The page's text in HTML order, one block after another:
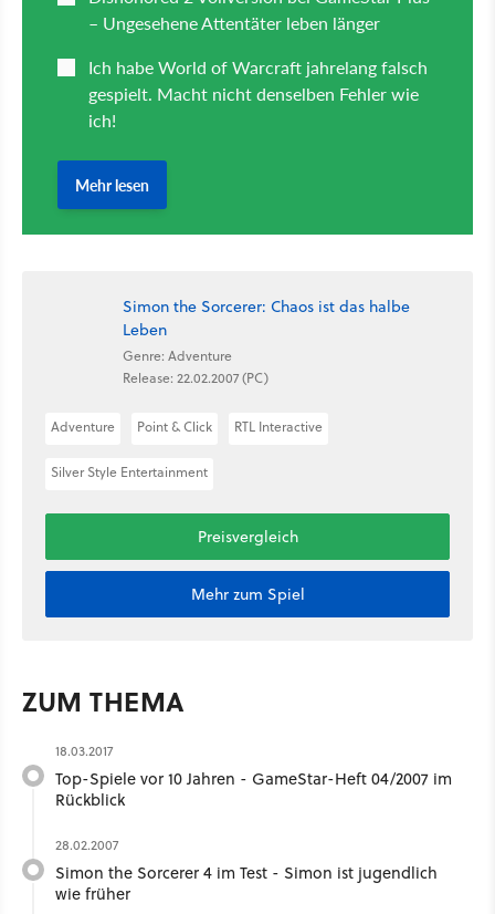
Simon the Sorcerer: Chaos ist das halbe
Leben
Genre: Adventure
Release: 22.02.2007 (PC)
Adventure Point & Click RTL Interactive
Silver Style Entertainment
Preisvergleich
Mehr zum Spiel
ZUM THEMA
18.03.2017
Top-Spiele vor 10 Jahren - GameStar-Heft 04/2007 im
Rückblick
28.02.2007
Simon the Sorcerer 4 im Test - Simon ist jugendlich
wie früher